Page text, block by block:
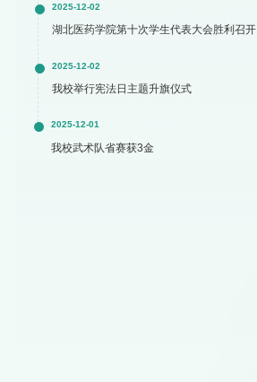
2025-12-02
湖北医药学院第十次学生代表大会胜利召开
2025-12-02
我校举行宪法日主题升旗仪式
2025-12-01
我校武术队省赛获3金